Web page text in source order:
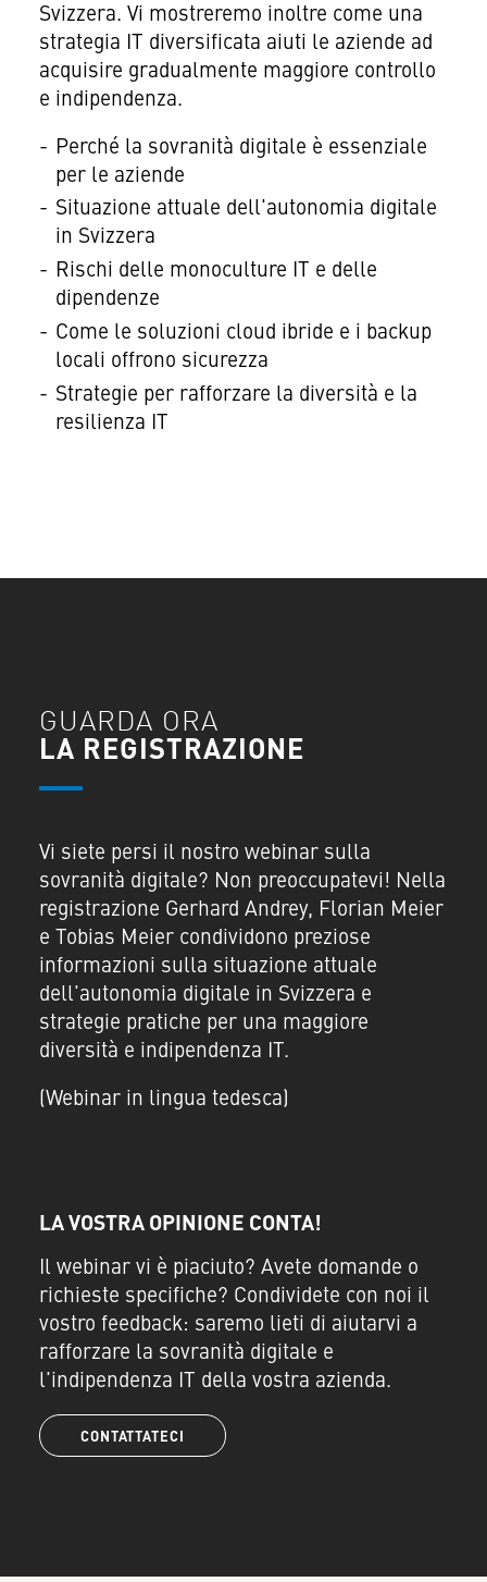
Svizzera. Vi mostreremo inoltre come una
strategia IT diversificata aiuti le aziende ad
acquisire gradualmente maggiore controllo
e indipendenza.
Perché la sovranità digitale è essenziale
per le aziende
Situazione attuale dell'autonomia digitale
in Svizzera
Rischi delle monoculture IT e delle
dipendenze
Come le soluzioni cloud ibride e i backup
locali offrono sicurezza
Strategie per rafforzare la diversità e la
resilienza IT
GUARDA ORA
LA REGISTRAZIONE
Vi siete persi il nostro webinar sulla
sovranità digitale? Non preoccupatevi! Nella
registrazione Gerhard Andrey, Florian Meier
e Tobias Meier condividono preziose
informazioni sulla situazione attuale
dell'autonomia digitale in Svizzera e
strategie pratiche per una maggiore
diversità e indipendenza IT.
(Webinar in lingua tedesca)
LA VOSTRA OPINIONE CONTA!
Il webinar vi è piaciuto? Avete domande o
richieste specifiche? Condividete con noi il
vostro feedback: saremo lieti di aiutarvi a
rafforzare la sovranità digitale e
l'indipendenza IT della vostra azienda.
CONTATTATECI